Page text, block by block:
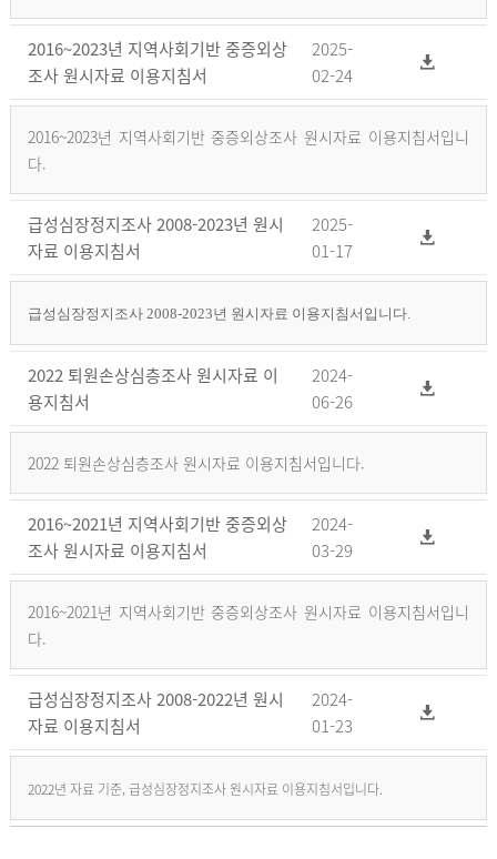
2016~2023년 지역사회기반 중증외상
조사 원시자료 이용지침서
2025-
02-24
2016~2023년 지역사회기반 중증외상조사 원시자료 이용지침서입니
다.
급성심장정지조사 2008-2023년 원시
자료 이용지침서
2025-
01-17
급성심장정지조사 2008-2023년 원시자료 이용지침서입니다.
2022 퇴원손상심층조사 원시자료 이
용지침서
2024-
06-26
2022 퇴원손상심층조사 원시자료 이용지침서입니다.
2016~2021년 지역사회기반 중증외상
조사 원시자료 이용지침서
2024-
03-29
2016~2021년 지역사회기반 중증외상조사 원시자료 이용지침서입니
다.
급성심장정지조사 2008-2022년 원시
자료 이용지침서
2024-
01-23
2022년 자료 기준, 급성심장정지조사 원시자료 이용지침서입니다.